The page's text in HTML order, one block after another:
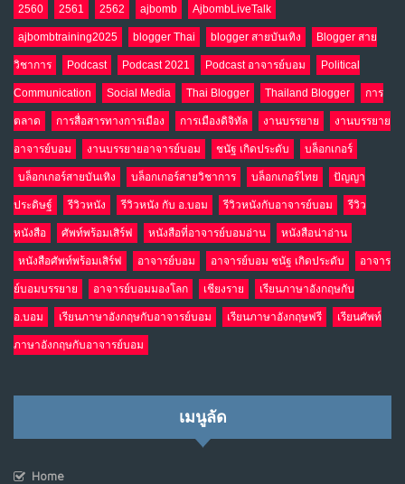
10 อินโดนีเซีย กับเกมอำนาจที่มองไม่เห็น
เม.ย. 19, 2026
NO COMMENTS
2560 2561 2562 ajbomb AjbombLiveTalk
ajbombtraining2025 blogger Thai blogger สายบันเทิง Blogger สาย
วิชาการ Podcast Podcast 2021 Podcast อาจารย์บอม Political
Communication Social Media Thai Blogger Thailand Blogger การ
ตลาด การสื่อสารทางการเมือง การเมืองดิจิทัล งานบรรยาย งานบรรยาย
อาจารย์บอม งานบรรยายอาจารย์บอม ชนัฐ เกิดประดับ บล็อกเกอร์
บล็อกเกอร์สายบันเทิง บล็อกเกอร์สายวิชาการ บล็อกเกอร์ไทย ปัญญา
ประดิษฐ์ รีวิวหนัง รีวิวหนัง กับ อ.บอม รีวิวหนังกับอาจารย์บอม รีวิว
หนังสือ ศัพท์พร้อมเสิร์ฟ หนังสือที่อาจารย์บอมอ่าน หนังสือน่าอ่าน
หนังสือศัพท์พร้อมเสิร์ฟ อาจารย์บอม อาจารย์บอม ชนัฐ เกิดประดับ อาจาร
ย์บอมบรรยาย อาจารย์บอมมองโลก เชียงราย เรียนภาษาอังกฤษกับ
อ.บอม เรียนภาษาอังกฤษกับอาจารย์บอม เรียนภาษาอังกฤษฟรี เรียนศัพท์
ภาษาอังกฤษกับอาจารย์บอม
เมนูลัด
Home